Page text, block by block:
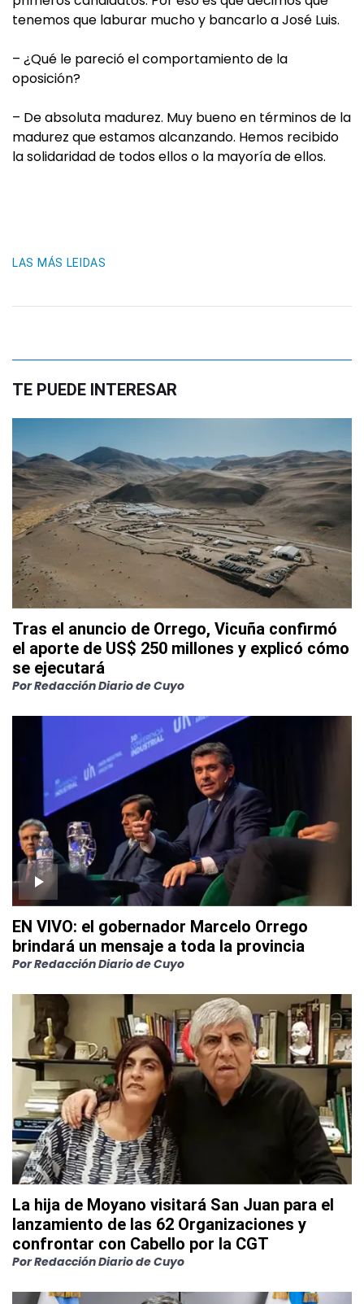
tenemos que laburar mucho y bancarlo a José Luis.
– ¿Qué le pareció el comportamiento de la
oposición?
– De absoluta madurez. Muy bueno en términos de la
madurez que estamos alcanzando. Hemos recibido
la solidaridad de todos ellos o la mayoría de ellos.
LAS MÁS LEIDAS
TE PUEDE INTERESAR
Tras el anuncio de Orrego, Vicuña confirmó
el aporte de US$ 250 millones y explicó cómo
se ejecutará
PorRedacción Diario de Cuyo
EN VIVO: el gobernador Marcelo Orrego
brindará un mensaje a toda la provincia
PorRedacción Diario de Cuyo
La hija de Moyano visitará San Juan para el
lanzamiento de las 62 Organizaciones y
confrontar con Cabello por la CGT
PorRedacción Diario de Cuyo